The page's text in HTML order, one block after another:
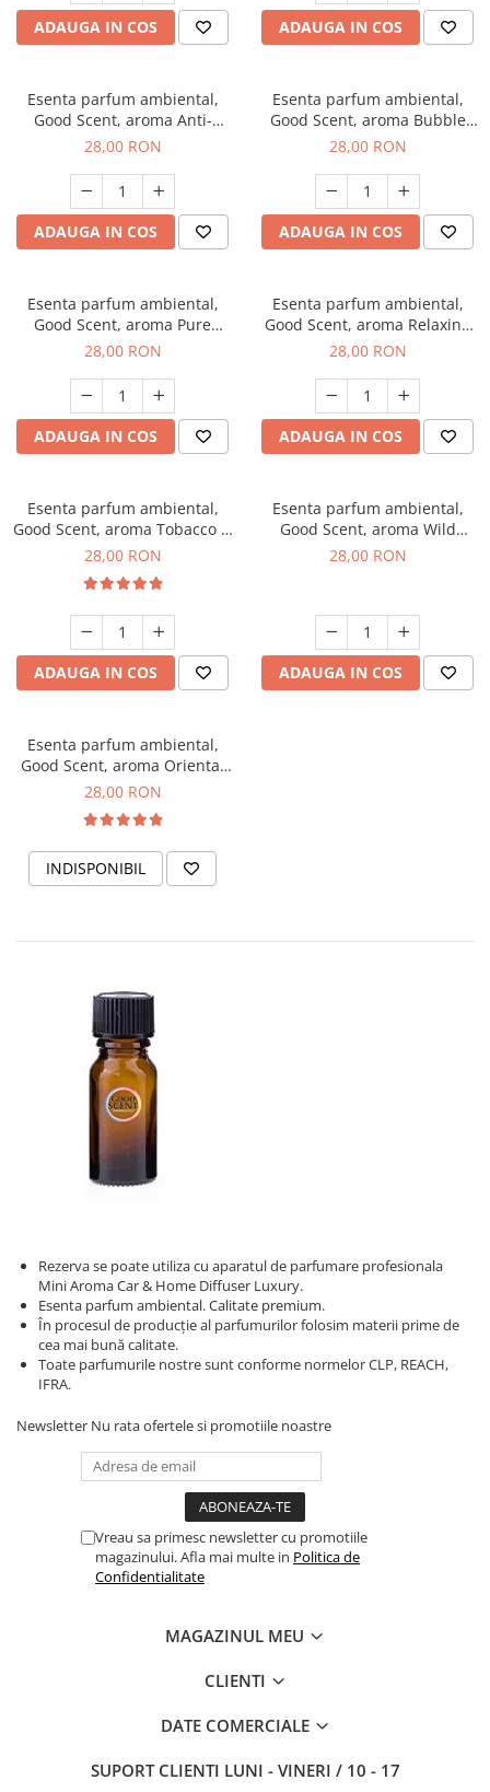
ADAUGA IN COS ADAUGA IN COS
Esenta parfum ambiental,
Good Scent, aroma Anti-
Tobacco, 20 g
28,00 RON
ADAUGA IN COS
Esenta parfum ambiental,
Good Scent, aroma Bubble
Gum, 20 g
28,00 RON
ADAUGA IN COS
Esenta parfum ambiental,
Good Scent, aroma Pure
White Musc, 20 g
28,00 RON
ADAUGA IN COS
Esenta parfum ambiental,
Good Scent, aroma Relaxing
Lavender, 20 g
28,00 RON
ADAUGA IN COS
Esenta parfum ambiental,
Good Scent, aroma Tobacco &
Vanilla, 20 g
28,00 RON
ADAUGA IN COS
Esenta parfum ambiental,
Good Scent, aroma Wild
Sailor, 20 g
28,00 RON
ADAUGA IN COS
Esenta parfum ambiental,
Good Scent, aroma Oriental
Amber, 20 g
28,00 RON
INDISPONIBIL
Rezerva se poate utiliza cu aparatul de parfumare profesionala
Mini Aroma Car & Home Diffuser Luxury.
Esenta parfum ambiental. Calitate premium.
În procesul de producție al parfumurilor folosim materii prime de
cea mai bună calitate.
Toate parfumurile nostre sunt conforme normelor CLP, REACH,
IFRA.
Newsletter Nu rata ofertele si promotiile noastre
Vreau sa primesc newsletter cu promotiile
magazinului. Afla mai multe in Politica de
Confidentialitate
MAGAZINUL MEU
CLIENTI
DATE COMERCIALE
SUPORT CLIENTI LUNI - VINERI / 10 - 17